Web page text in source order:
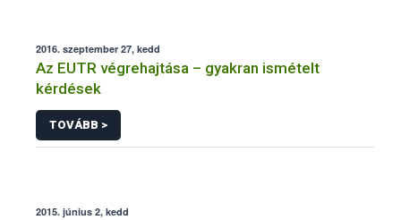
2016. szeptember 27, kedd
Az EUTR végrehajtása – gyakran ismételt
kérdések
TOVÁBB >
2015. június 2, kedd